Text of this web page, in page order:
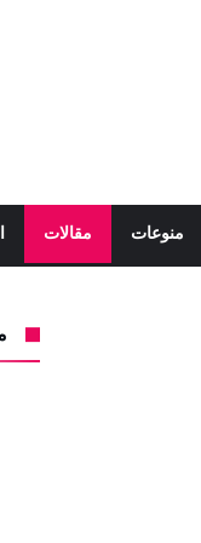
منوعات مقالات